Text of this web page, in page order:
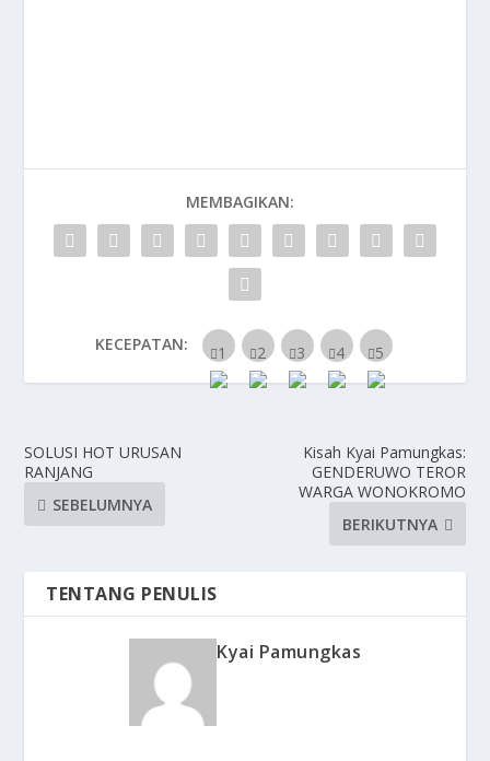
MEMBAGIKAN:
KECEPATAN:
SOLUSI HOT URUSAN
RANJANG
SEBELUMNYA
Kisah Kyai Pamungkas:
GENDERUWO TEROR
WARGA WONOKROMO
BERIKUTNYA
TENTANG PENULIS
Kyai Pamungkas